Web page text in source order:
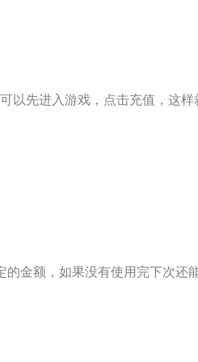
先进入游戏，点击充值，这样
额，如果没有使用完下次还